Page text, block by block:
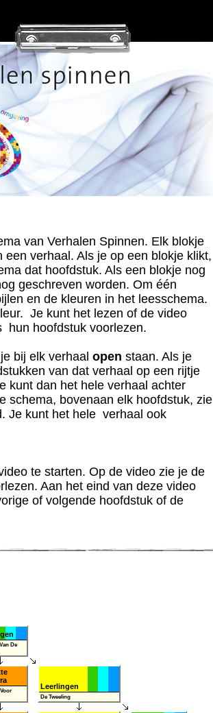
van Verhalen Spinnen. Elk blokje
verhaal. Als je op een blokje klikt,
dat hoofdstuk. Als een blokje nog
geschreven worden. Om één
en de kleuren in het leesschema.
Je kunt het lezen of de video
hun hoofdstuk voorlezen.
bij elk verhaal open staan. Als je
van dat verhaal op een rijtje
kunt dan het hele verhaal achter
schema, bovenaan elk hoofdstuk, zie
Je kunt het hele verhaal ook
te starten. Op de video zie je de
Aan het eind van deze video
of volgende hoofdstuk of de
De
Leerlingen
De Tweeling